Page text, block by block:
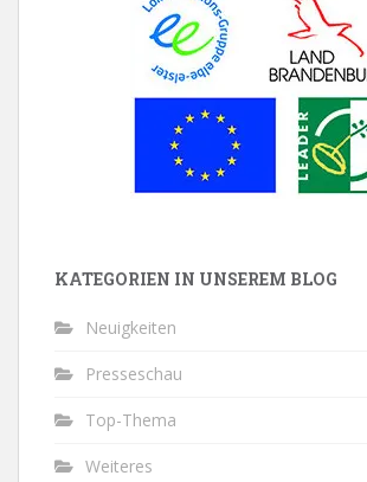
KATEGORIEN IN UNSEREM BLOG
Neuigkeiten
Presseschau
Top-Thema
Weiteres